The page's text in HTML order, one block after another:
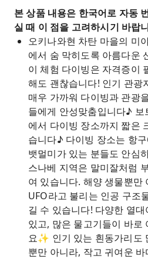
본 상품 내용은 한국어로 자동
실 때 이 점을 고려하시기 바랍
오키나와현 차탄 마을의 미
에서 숨 막히도록 아름다운
이 체험 다이빙은 자격증이
해도 괜찮습니다! 인기 관광
매우 가까워 다이빙과 관광
들에게 안성맞춤입니다♪
에서 다이빙 장소까지 짧은
습니다♪ 다이빙 장소는 항
뱃멀미가 있는 분들도 안심
스나베 지역은 말미잘처럼
여 있습니다. 해양 생물뿐만
UFO라고 불리는 인공 구조
길 수 있습니다! 다양한 열
있고, 많은 물고기들이 바로
요✨ 인기 있는 흰동가리도
뿐만 아니라, 작고 귀여운